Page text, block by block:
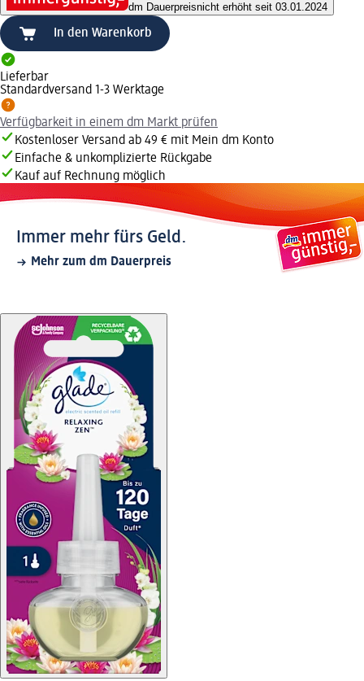
dm Dauerpreisnicht erhöht seit 03.01.2024
In den Warenkorb
Lieferbar
Standardversand 1-3 Werktage
Verfügbarkeit in einem dm Markt prüfen
Kostenloser Versand ab 49 € mit Mein dm Konto
Einfache & unkomplizierte Rückgabe
Kauf auf Rechnung möglich
Immer mehr fürs Geld.
Mehr zum dm Dauerpreis